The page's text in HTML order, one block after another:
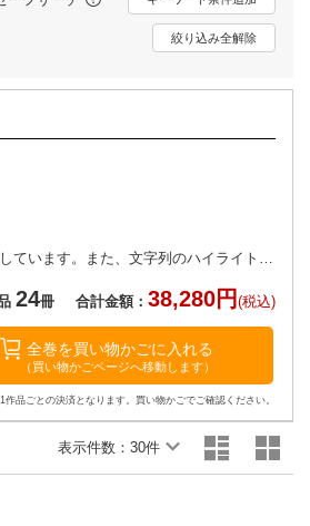
楽天TV
動画配信ガイド
無料テレビ
チケット
絞り込み全解除
24冊 合計金額： 38,280円 (税込)
全巻を買い物かごに入れる
（買い物かごページへ移動します）
品ごとの決済となります。買い物かごでご確認ください。
表示件数： 30件